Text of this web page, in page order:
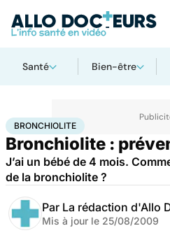
Santé Bien-être
AccueilSanté Maladies Bronchiolite
BRONCHIOLITE
Bronchiolite :
J’ai un bébé de 4 mois.
de la bronchiolite ?
Par La rédaction d'Allo
Mis à jour le 25/08/2009